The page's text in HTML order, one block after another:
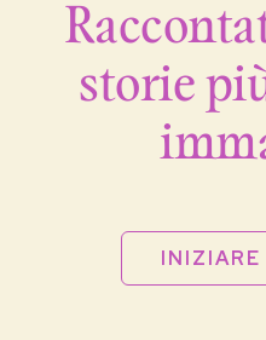
storie
INIZIARE